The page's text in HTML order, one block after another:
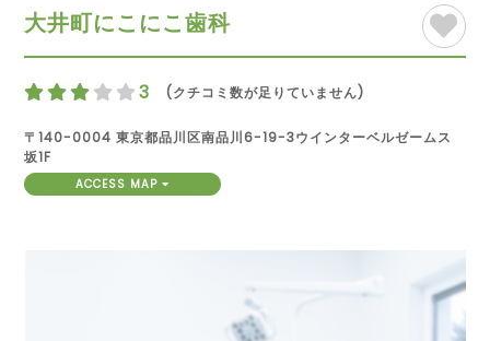
大井町にこにこ歯科
3 (クチコミ数が足りていません)
〒140-0004 東京都品川区南品川6-19-3ウインターベルゼームス
坂1F
ACCESS MAP